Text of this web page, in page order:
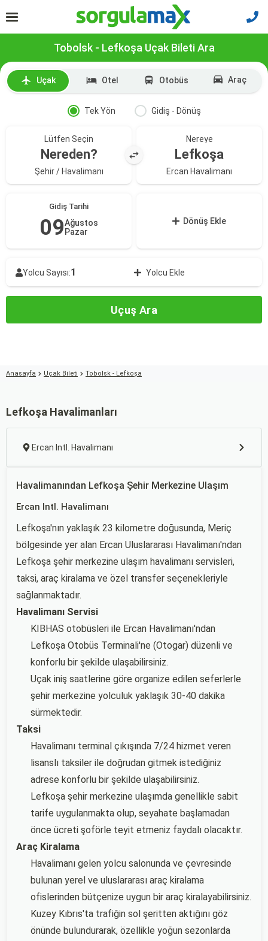
Tobolsk - Lefkoşa Uçak Bileti Ara
Uçak Otel Otobüs Araç
Tek Yön Gidiş - Dönüş
Lütfen Seçin
Nereden?
Şehir / Havalimanı
Nereye
Lefkoşa
Ercan Havalimanı
Gidiş Tarihi
09Ağustos
Pazar
Dönüş Ekle
Yolcu Sayısı:1 Yolcu Ekle
Uçuş Ara
Anasayfa Uçak Bileti Tobolsk - Lefkoşa
Lefkoşa Havalimanları
Ercan Intl. Havalimanı
Havalimanından Lefkoşa Şehir Merkezine Ulaşım
Ercan Intl. Havalimanı
Lefkoşa'nın yaklaşık 23 kilometre doğusunda, Meriç
bölgesinde yer alan Ercan Uluslararası Havalimanı'ndan
Lefkoşa şehir merkezine ulaşım havalimanı servisleri,
taksi, araç kiralama ve özel transfer seçenekleriyle
sağlanmaktadır.
Havalimanı Servisi
KIBHAS otobüsleri ile Ercan Havalimanı'ndan
Lefkoşa Otobüs Terminali'ne (Otogar) düzenli ve
konforlu bir şekilde ulaşabilirsiniz.
Uçak iniş saatlerine göre organize edilen seferlerle
şehir merkezine yolculuk yaklaşık 30-40 dakika
sürmektedir.
Taksi
Havalimanı terminal çıkışında 7/24 hizmet veren
lisanslı taksiler ile doğrudan gitmek istediğiniz
adrese konforlu bir şekilde ulaşabilirsiniz.
Lefkoşa şehir merkezine ulaşımda genellikle sabit
tarife uygulanmakta olup, seyahate başlamadan
önce ücreti şoförle teyit etmeniz faydalı olacaktır.
Araç Kiralama
Havalimanı gelen yolcu salonunda ve çevresinde
bulunan yerel ve uluslararası araç kiralama
ofislerinden bütçenize uygun bir araç kiralayabilirsiniz.
Kuzey Kıbrıs'ta trafiğin sol şeritten aktığını göz
önünde bulundurarak, özellikle yoğun sezonlarda